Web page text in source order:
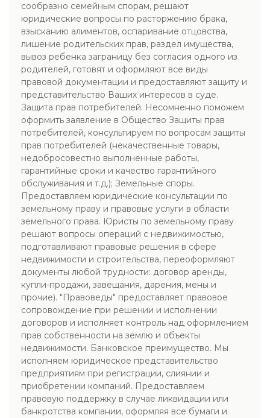
сообразно семейным спорам, решают
юридические вопросы по расторжению брака,
взысканию алиментов, оспаривание отцовства,
лишение родительских прав, раздел имущества,
вывоз ребенка заграницу без согласия одного из
родителей, готовят и оформляют все виды
правовой документации и предоставляют защиту и
представительство Ваших интересов в суде.
Защита прав потребителей. Несомненно поможем
оформить заявление в Общество Защиты прав
потребителей, консультируем по вопросам защиты
прав потребителей (некачественные товары,
недобросовестно выполненные работы,
гарантийные сроки и качество гарантийного
обслуживания и т.д.); Земельные споры.
Предоставляем юридические консультации по
земельному праву и правовые услуги в области
земельного права. Юристы по земельному праву
решают вопросы операций с недвижимостью,
подготавливают правовые решения в сфере
недвижимости и строительства, переоформляют
документы любой трудности: договор аренды,
купли-продажи, завещания, дарения, мены и
прочие). "Правоведы" предоставляет правовое
сопровождение при решении и исполнении
договоров и исполняет контроль над оформлением
прав собственности на землю и объекты
недвижимости. Банковское преимущество. Мы
исполняем юридическое представительство
предприятиям при регистрации, слиянии и
приобретении компаний. Предоставляем
правовую поддержку в случае ликвидации или
банкротства компании, оформляя все бумаги и